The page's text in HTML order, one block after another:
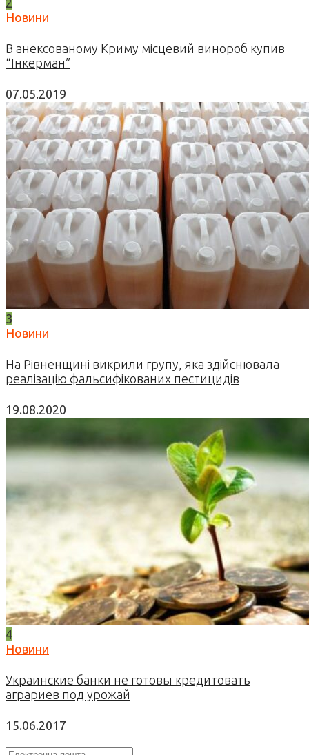
2
Новини
В анексованому Криму місцевий винороб купив
“Інкерман”
07.05.2019
3
Новини
На Рівненщині викрили групу, яка здійснювала
реалізацію фальсифікованих пестицидів
19.08.2020
4
Новини
Украинские банки не готовы кредитовать
аграриев под урожай
15.06.2017